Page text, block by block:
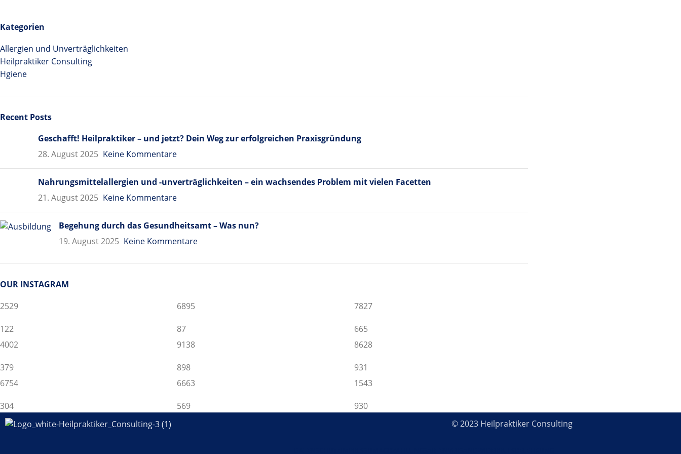
Kategorien
Allergien und Unverträglichkeiten
Heilpraktiker Consulting
Hgiene
Recent Posts
Geschafft! Heilpraktiker – und jetzt? Dein Weg zur erfolgreichen Praxisgründung
28. August 2025 Keine Kommentare
Nahrungsmittelallergien und -unverträglichkeiten – ein wachsendes Problem mit vielen Facetten
21. August 2025 Keine Kommentare
Begehung durch das Gesundheitsamt – Was nun?
19. August 2025 Keine Kommentare
OUR INSTAGRAM
2529
122
6895
87
7827
665
4002
379
9138
898
8628
931
6754
304
6663
569
1543
930
© 2023 Heilpraktiker Consulting